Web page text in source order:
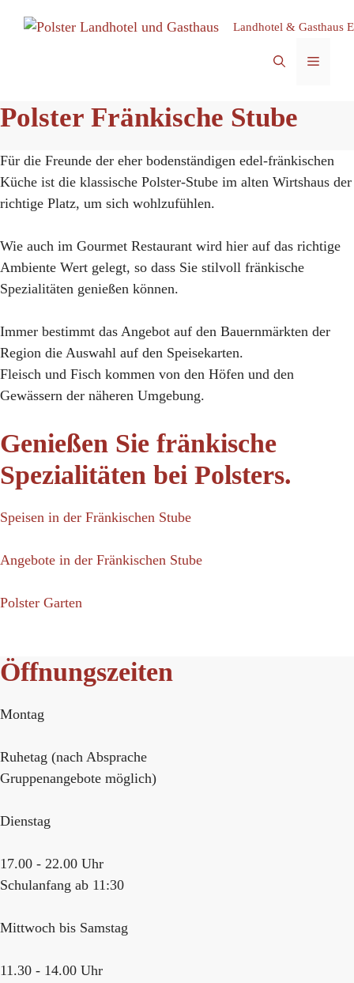
Inhalt
Landhotel & Gasthaus
Polster Fränkische Stube
Für die Freunde der eher bodenständigen edel-fränkischen
Küche ist die klassische Polster-Stube im alten Wirtshaus der
richtige Platz, um sich wohlzufühlen.
Wie auch im Gourmet Restaurant wird hier auf das richtige
Ambiente Wert gelegt, so dass Sie stilvoll fränkische
Spezialitäten genießen können.
Immer bestimmt das Angebot auf den Bauernmärkten der
Region die Auswahl auf den Speisekarten.
Fleisch und Fisch kommen von den Höfen und den
Gewässern der näheren Umgebung.
Genießen Sie fränkische
Spezialitäten bei Polsters.
Speisen in der Fränkischen Stube
Angebote in der Fränkischen Stube
Polster Garten
Öffnungszeiten
Montag
Ruhetag (nach Absprache
Gruppenangebote möglich)
Dienstag
17.00 - 22.00 Uhr
Schulanfang ab 11:30
Mittwoch bis Samstag
11.30 - 14.00 Uhr